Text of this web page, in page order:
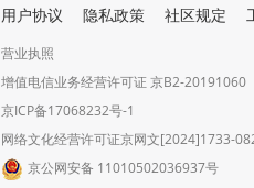
用户协议
隐私政策 社区规定
营业执照
增值电信业务经营许可证 京B2-20191060
京ICP备17068232号-1
网络文化经营许可证京网文[2024]1733-
京公网安备 11010502036937号